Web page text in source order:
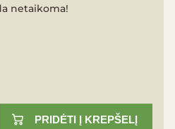
netaikoma!
PRIDĖTI Į KREPŠELĮ